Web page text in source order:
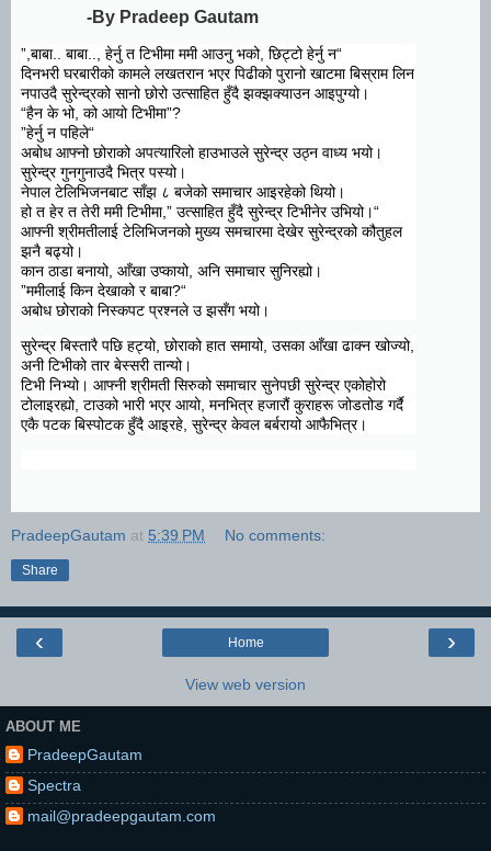
-By Pradeep Gautam
“बाबा.. बाबा.., हेर्नु त टिभीमा ममी आउनु भको, छिट्टो हेर्नु न,”
दिनभरी घरबारीको कामले लखतरान भएर पिढीको पुरानो खाटमा बिस्राम लिन
नपाउदै सुरेन्द्रको सानो छोरो उत्साहित हुँदै झक्झक्याउन आइपुग्यो।
?”
हैन के भो, को आयो टिभीमा
“
“हेर्नु न पहिले”
अबोध आफ्नो छोराको अपत्यारिलो हाउभाउले सुरेन्द्र उठ्न वाध्य भयो।
सुरेन्द्र गुनगुनाउदै भित्र पस्यो।
नेपाल टेलिभिजनबाट साँझ ८ बजेको समाचार आइरहेको थियो।
“हो त हेर त तेरी ममी टिभीमा,” उत्साहित हुँदै सुरेन्द्र टिभीनेर उभियो।
आफ्नी श्रीमतीलाई टेलिभिजनको मुख्य समचारमा देखेर सुरेन्द्रको कौतुहल
झनै बढ्यो।
कान ठाडा बनायो, आँखा उप्कायो, अनि समाचार सुनिरह्यो।
“
?
ममीलाई किन देखाको र बाबा”
अबोध छोराको निस्कपट प्रश्नले उ झसँग भयो।
सुरेन्द्र बिस्तारै पछि हट्यो, छोराको हात समायो, उसका आँखा ढाक्न खोज्यो,
अनी टिभीको तार बेस्सरी तान्यो।
टिभी निभ्यो। आफ्नी श्रीमती सिरुको समाचार सुनेपछी सुरेन्द्र एकोहोरो
टोलाइरह्यो, टाउको भारी भएर आयो, मनभित्र हजारौं कुराहरू जोडतोड गर्दै
एकै पटक बिस्पोटक हुँदै आइरहे, सुरेन्द्र केवल बर्बरायो आफैभित्र।
PradeepGautam at 5:39 PM No comments:
Share
‹ ›
Home
View web version
ABOUT ME
PradeepGautam
Spectra
mail@pradeepgautam.com